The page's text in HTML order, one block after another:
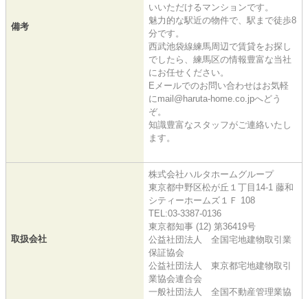
備考
いいただけるマンションです。
魅力的な駅近の物件で、駅まで徒歩8
分です。
西武池袋線練馬周辺で賃貸をお探し
でしたら、練馬区の情報豊富な当社
にお任せください。
Eメールでのお問い合わせはお気軽
にmail@haruta-home.co.jpへどう
ぞ。
知識豊富なスタッフがご連絡いたし
ます。
取扱会社
株式会社ハルタホームグループ
東京都中野区松が丘１丁目14-1 藤和
シティーホームズ１Ｆ 108
TEL:03-3387-0136
東京都知事 (12) 第36419号
公益社団法人 全国宅地建物取引業
保証協会
公益社団法人 東京都宅地建物取引
業協会連合会
一般社団法人 全国不動産管理業協